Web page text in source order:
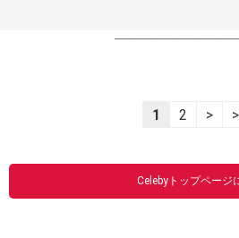
1 2 >
Celebyトップページ